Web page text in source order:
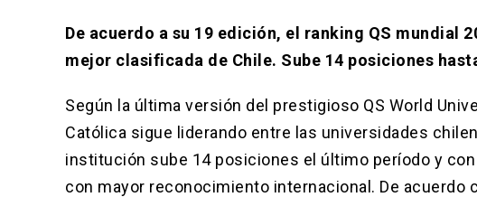
De acuerdo a su 19 edición, el ranking QS mundial
mejor clasificada de Chile. Sube 14 posiciones
Según la última versión del prestigioso QS World
Católica sigue liderando entre las universidades
institución sube 14 posiciones el último período y
con mayor reconocimiento internacional. De acuerdo